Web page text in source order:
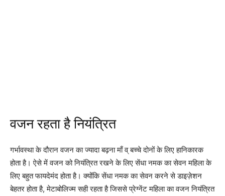
वजन रहता है नियंत्रित
गर्भावस्था के दौरान वजन का ज्यादा बढ़ना माँ व् बच्चे दोनों के लिए हानिकारक
होता है। ऐसे में वजन को नियंत्रित रखने के लिए सेंधा नमक का सेवन महिला के
लिए बहुत फायदेमंद होता है। क्योंकि सेंधा नमक का सेवन करने से डाइज़ेशन
बेहतर होता है, मेटाबोलिज्म सही रहता है जिससे प्रेग्नेंट महिला का वजन नियंत्रित